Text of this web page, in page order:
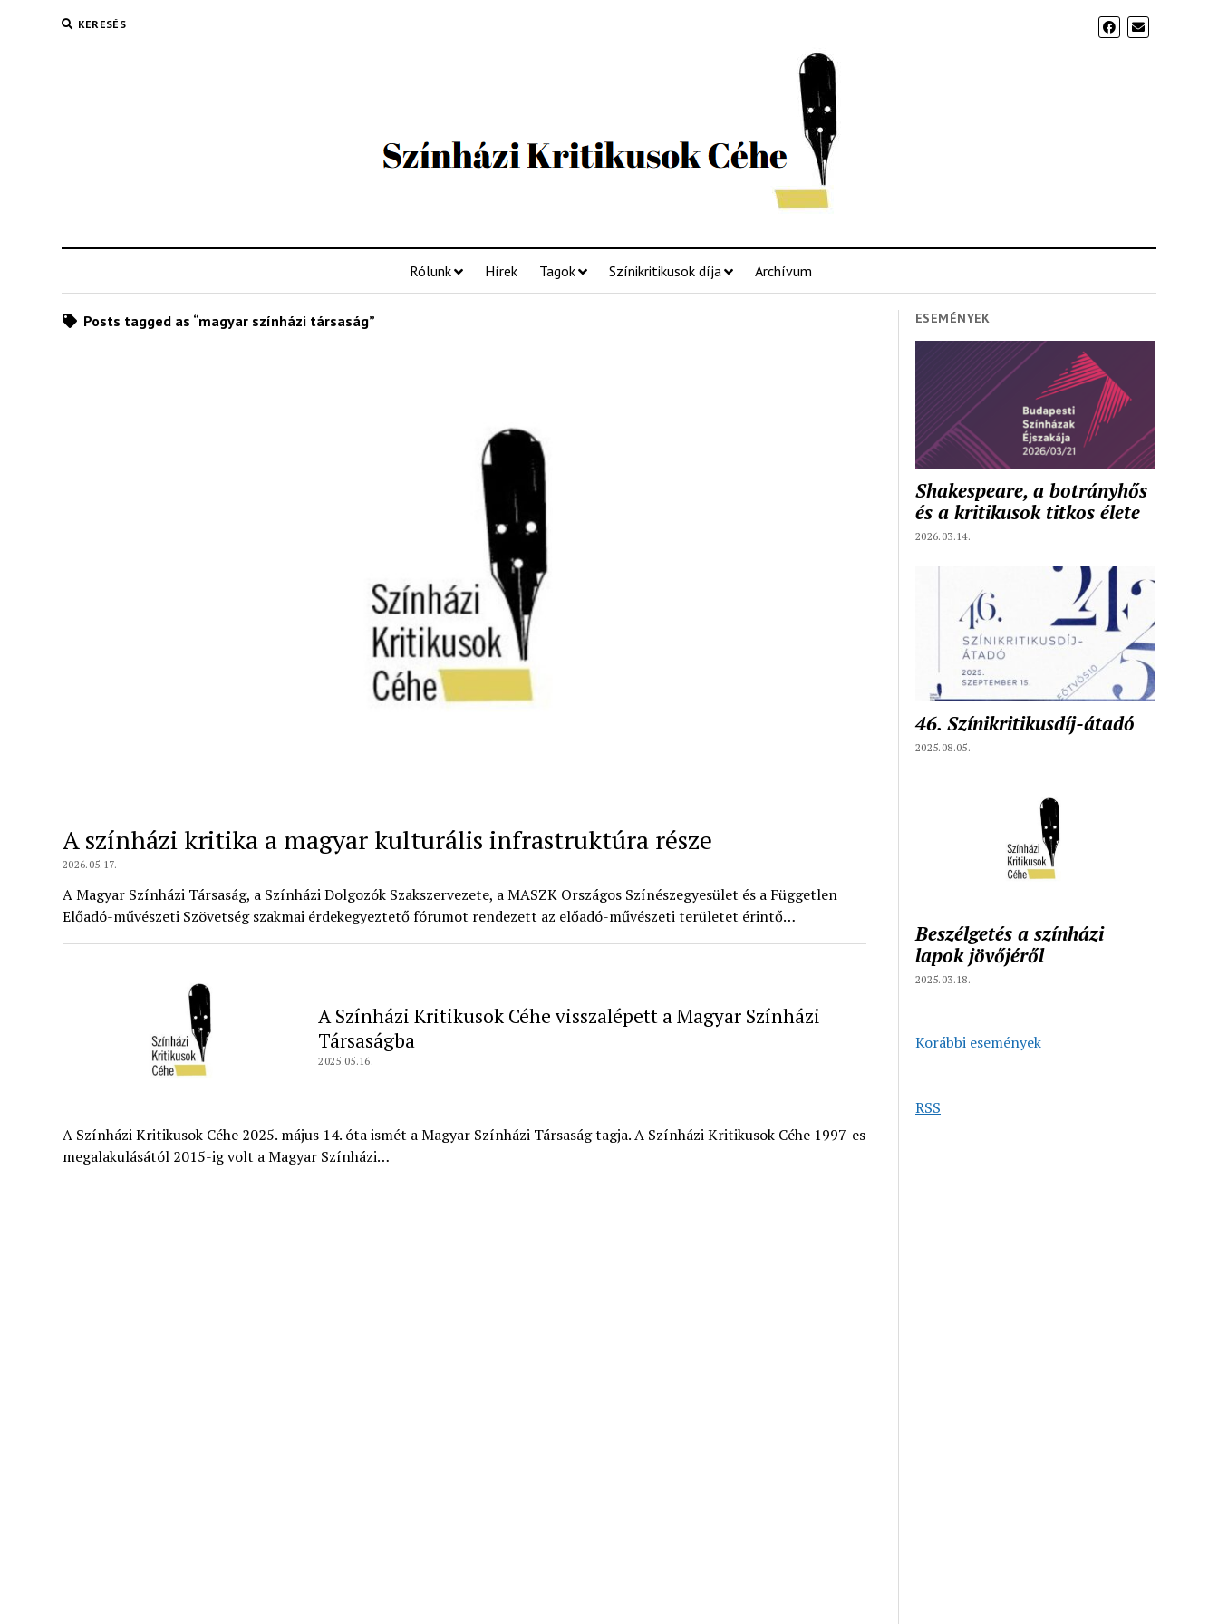
KERESÉS
Rólunk Hírek Tagok Színikritikusok díja Archívum
Posts tagged as “magyar színházi társaság”
A színházi kritika a magyar kulturális infrastruktúra része
2026.05.17.
A Magyar Színházi Társaság, a Színházi Dolgozók Szakszervezete, a MASZK Országos Színészegyesület és a Független
Előadó-művészeti Szövetség szakmai érdekegyeztető fórumot rendezett az előadó-művészeti területet érintő…
A Színházi Kritikusok Céhe visszalépett a Magyar Színházi
Társaságba
2025.05.16.
A Színházi Kritikusok Céhe 2025. május 14. óta ismét a Magyar Színházi Társaság tagja. A Színházi Kritikusok Céhe 1997-es
megalakulásától 2015-ig volt a Magyar Színházi…
ESEMÉNYEK
Shakespeare, a botrányhős
és a kritikusok titkos élete
2026.03.14.
46. Színikritikusdíj-átadó
2025.08.05.
Beszélgetés a színházi
lapok jövőjéről
2025.03.18.
Korábbi események
RSS